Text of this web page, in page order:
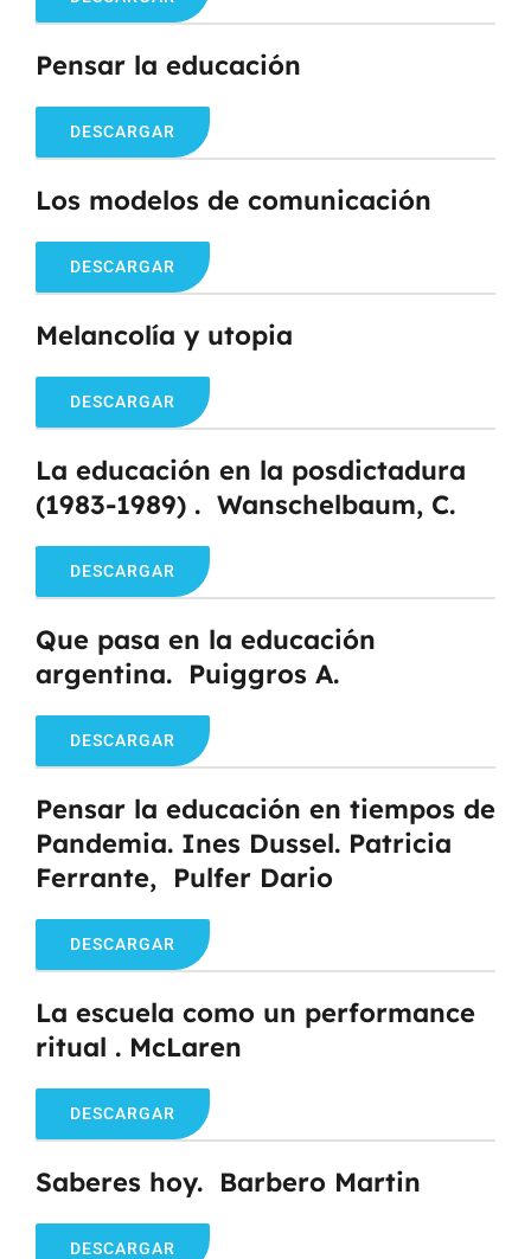
Pensar la educación
DESCARGAR
Los modelos de comunicación
DESCARGAR
Melancolía y utopia
DESCARGAR
La educación en la posdictadura
(1983-1989) . Wanschelbaum, C.
DESCARGAR
Que pasa en la educación
argentina. Puiggros A.
DESCARGAR
Pensar la educación en tiempos de
Pandemia. Ines Dussel. Patricia
Ferrante, Pulfer Dario
DESCARGAR
La escuela como un performance
ritual . McLaren
DESCARGAR
Saberes hoy. Barbero Martin
DESCARGAR